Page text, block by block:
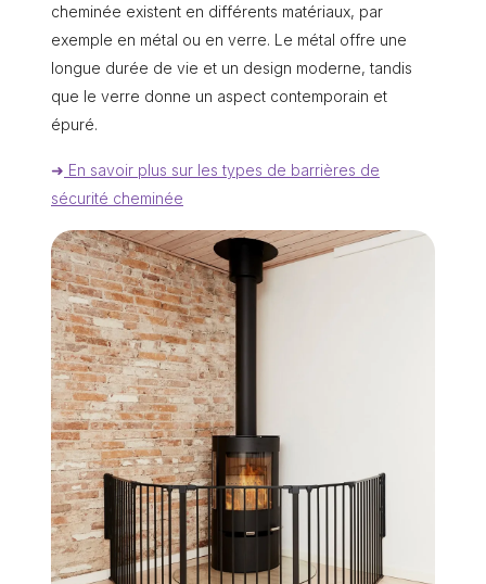
cheminée existent en différents matériaux, par
exemple en métal ou en verre. Le métal offre une
longue durée de vie et un design moderne, tandis
que le verre donne un aspect contemporain et
épuré.
➜ En savoir plus sur les types de barrières de
sécurité cheminée